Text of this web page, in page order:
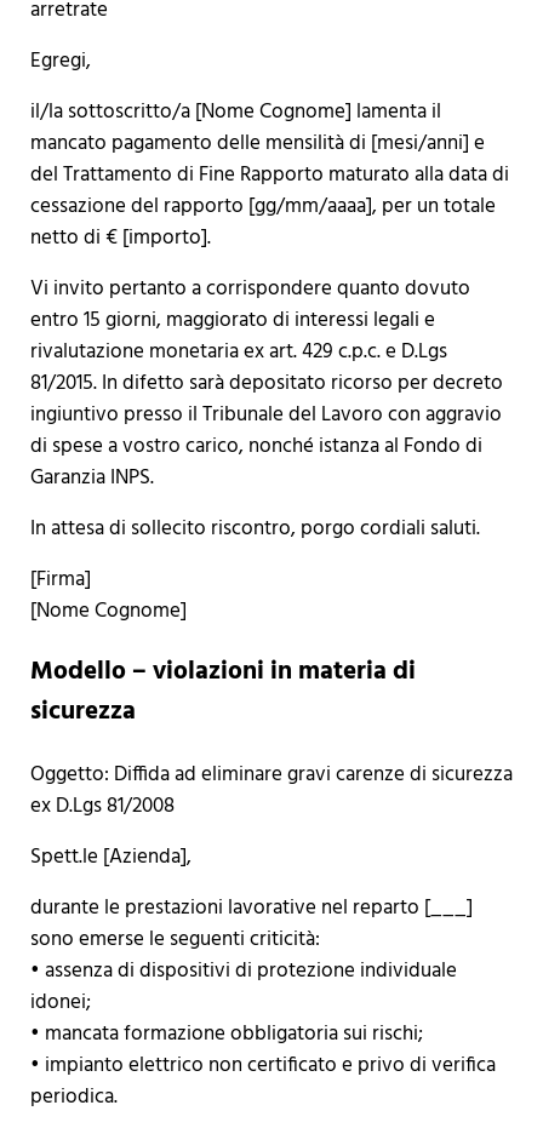
arretrate
Egregi,
il/​la sottoscritto/a [Nome Cognome] lamenta il
mancato pagamento delle mensilità di [mesi/anni] e
del Trattamento di Fine Rapporto maturato alla data di
cessazione del rapporto [gg/mm/aaaa], per un totale
netto di € [importo].
Vi invito pertanto a corrispondere quanto dovuto
entro 15 giorni, maggiorato di interessi legali e
rivalutazione monetaria ex art. 429 c.p.c. e D.Lgs
81/2015. In difetto sarà depositato ricorso per decreto
ingiuntivo presso il Tribunale del Lavoro con aggravio
di spese a vostro carico, nonché istanza al Fondo di
Garanzia INPS.
In attesa di sollecito riscontro, porgo cordiali saluti.
[Firma]
[Nome Cognome]
Modello – violazioni in materia di
sicurezza
Oggetto: Diffida ad eliminare gravi carenze di sicurezza
ex D.Lgs 81/2008
Spett.le [Azienda],
durante le prestazioni lavorative nel reparto [___]
sono emerse le seguenti criticità:
• assenza di dispositivi di protezione individuale
idonei;
• mancata formazione obbligatoria sui rischi;
• impianto elettrico non certificato e privo di verifica
periodica.